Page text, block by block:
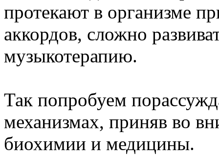
протекают в организме
аккордов, сложно
музыкотерапию.
Так попробуем
механизмах, приняв во
биохимии и медицины.